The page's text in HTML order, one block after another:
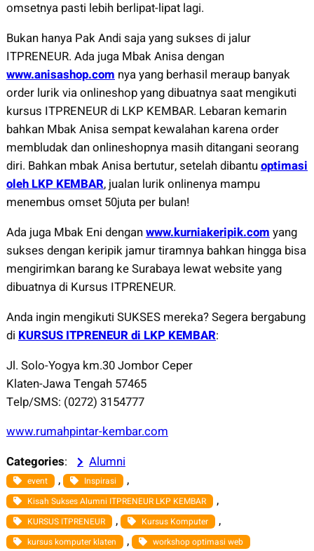
omsetnya pasti lebih berlipat-lipat lagi.
Bukan hanya Pak Andi saja yang sukses di jalur
ITPRENEUR. Ada juga Mbak Anisa dengan
www.anisashop.comnya yang berhasil meraup banyak
order lurik via onlineshop yang dibuatnya saat mengikuti
kursus ITPRENEUR di LKP KEMBAR. Lebaran kemarin
bahkan Mbak Anisa sempat kewalahan karena order
membludak dan onlineshopnya masih ditangani seorang
diri. Bahkan mbak Anisa bertutur, setelah dibantuoptimasi
oleh LKP KEMBAR, jualan lurik onlinenya mampu
menembus omset 50juta per bulan!
Ada juga Mbak Eni denganwww.kurniakeripik.com yang
sukses dengan keripik jamur tiramnya bahkan hingga bisa
mengirimkan barang ke Surabaya lewat website yang
dibuatnya di Kursus ITPRENEUR.
Anda ingin mengikuti SUKSES mereka? Segera bergabung
di KURSUS ITPRENEUR di LKP KEMBAR:
Jl. Solo-Yogya km.30 Jombor Ceper
Klaten-Jawa Tengah 57465
Telp/SMS: (0272) 3154777
www.rumahpintar-kembar.com
Categories: Alumni
event , Inspirasi ,
Kisah Sukses Alumni ITPRENEUR LKP KEMBAR ,
KURSUS ITPRENEUR , Kursus Komputer ,
kursus komputer klaten , workshop optimasi web